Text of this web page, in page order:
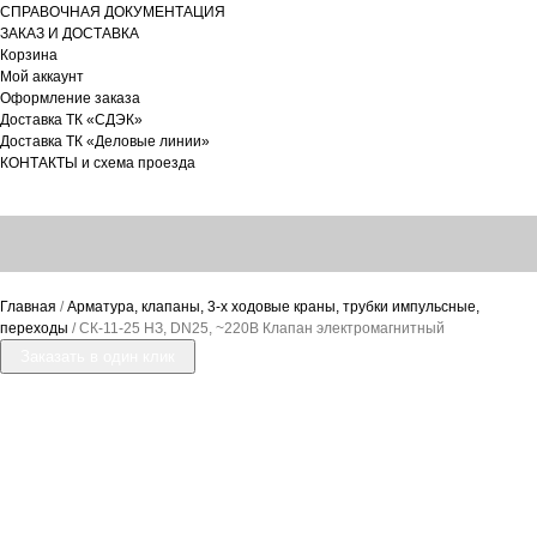
СПРАВОЧНАЯ ДОКУМЕНТАЦИЯ
ЗАКАЗ И ДОСТАВКА
Корзина
Мой аккаунт
Оформление заказа
Доставка ТК «СДЭК»
Доставка ТК «Деловые линии»
КОНТАКТЫ и схема проезда
Главная /Арматура, клапаны, 3-х ходовые краны, трубки импульсные,
переходы / СК-11-25 НЗ, DN25, ~220В Клапан электромагнитный